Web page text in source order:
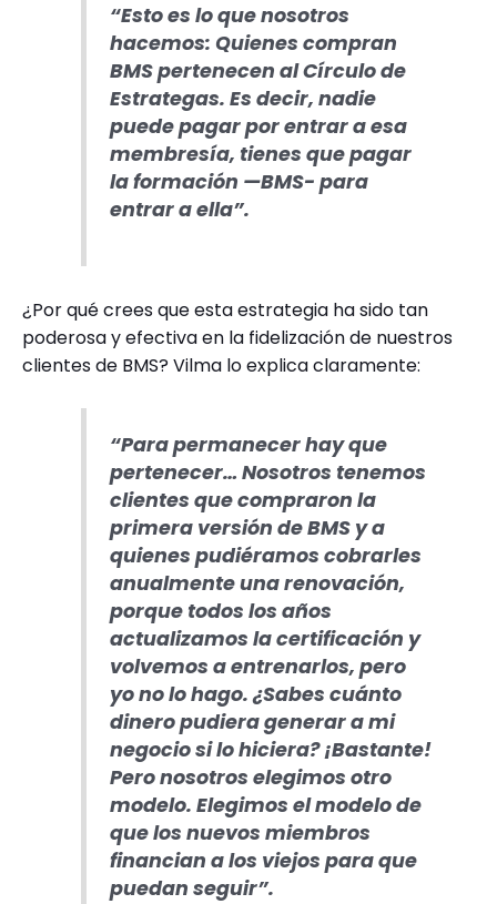
“Esto es lo que nosotros
hacemos: Quienes compran
BMS pertenecen al Círculo de
Estrategas. Es decir, nadie
puede pagar por entrar a esa
membresía, tienes que pagar
la formación —BMS- para
entrar a ella”.
¿Por qué crees que esta estrategia ha sido tan
poderosa y efectiva en la fidelización de nuestros
clientes de BMS? Vilma lo explica claramente:
“Para permanecer hay que
pertenecer… Nosotros tenemos
clientes que compraron la
primera versión de BMS y a
quienes pudiéramos cobrarles
anualmente una renovación,
porque todos los años
actualizamos la certificación y
volvemos a entrenarlos, pero
yo no lo hago. ¿Sabes cuánto
dinero pudiera generar a mi
negocio si lo hiciera? ¡Bastante!
Pero nosotros elegimos otro
modelo. Elegimos el modelo de
que los nuevos miembros
financian a los viejos para que
puedan seguir”.